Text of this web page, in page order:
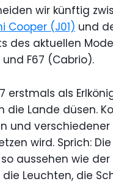
wir künftig
Cooper (J01) und
des aktuellen
F67 (Cabrio).
erstmals als
die Lande düsen.
und
wird. Sprich:
aussehen wie
Leuchten, die